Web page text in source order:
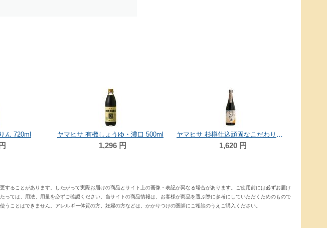
ん 720ml
円
ヤマヒサ 有機しょうゆ・濃口 500ml
1,296 円
ヤマヒサ 杉樽仕込頑固なこだわり醤油 720ml
1,620 円
ることがあります。したがって実際お届けの商品とサイト上の画像・表記が異なる場合があります。ご使用前には必ずお届け
ては、用法、用量を必ずご確認ください。当サイトの商品情報は、お客様が商品を選ぶ際に参考にしていただくためのもので
ことはできません。アレルギー体質の方、妊婦の方などは、かかりつけの医師にご相談のうえご購入ください。